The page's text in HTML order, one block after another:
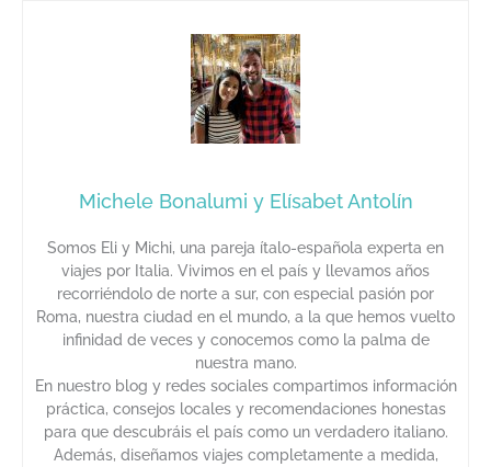
Michele Bonalumi y Elísabet Antolín
Somos Eli y Michi, una pareja ítalo-española experta en
viajes por Italia. Vivimos en el país y llevamos años
recorriéndolo de norte a sur, con especial pasión por
Roma, nuestra ciudad en el mundo, a la que hemos vuelto
infinidad de veces y conocemos como la palma de
nuestra mano.
En nuestro blog y redes sociales compartimos información
práctica, consejos locales y recomendaciones honestas
para que descubráis el país como un verdadero italiano.
Además, diseñamos viajes completamente a medida,